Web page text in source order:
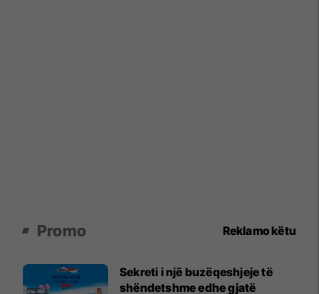
Promo Reklamo këtu
Sekreti i një buzëqeshjeje të
shëndetshme edhe gjatë